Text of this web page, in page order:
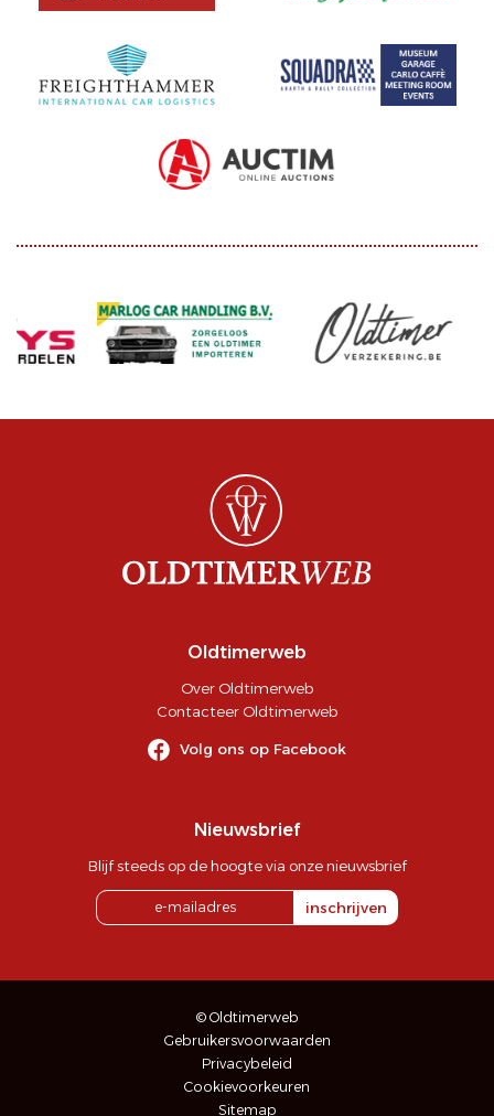
Oldtimerweb
Over Oldtimerweb
Contacteer Oldtimerweb
Volg ons op Facebook
Nieuwsbrief
Blijf steeds op de hoogte via onze nieuwsbrief
inschrijven
© Oldtimerweb
Gebruikersvoorwaarden
Privacybeleid
Cookievoorkeuren
Sitemap